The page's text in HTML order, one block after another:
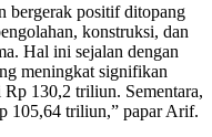
bergerak positif ditopang
konstruksi, dan
Hal ini sejalan dengan
meningkat signifikan
130,2 triliun. Sementara,
105,64 triliun,” papar Arif.